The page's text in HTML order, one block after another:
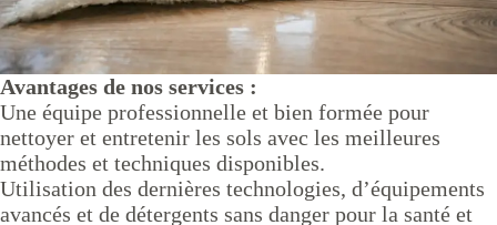
Avantages de nos services :
Une équipe professionnelle et bien formée pour
nettoyer et entretenir les sols avec les meilleures
méthodes et techniques disponibles.
Utilisation des dernières technologies, d’équipements
avancés et de détergents sans danger pour la santé et